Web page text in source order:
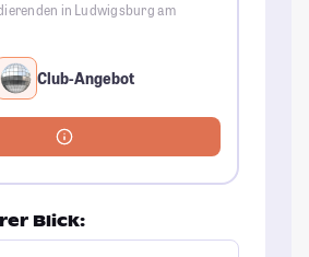
in Ludwigsburg am
Club-Angebot
Blick: